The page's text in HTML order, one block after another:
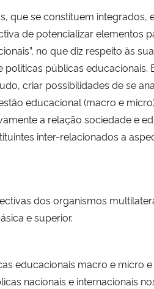
que se constituem
de potencializar
no que diz respeito às
públicas
criar possibilidades de se
educacional (macro e
a relação sociedade e
inter-relacionados a
dos organismos
e superior.
educacionais macro e micro
nacionais e internacionais